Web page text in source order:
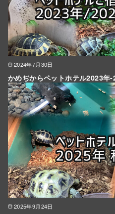
2024年7月30日
かめぢからペットホテル2023年
2025年9月24日